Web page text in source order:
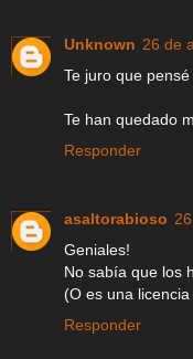
Unknown 26 de
Te juro que
Te han quedado
Responder
asaltorabioso
Geniales!
No sabía que los
(O es una
Responder